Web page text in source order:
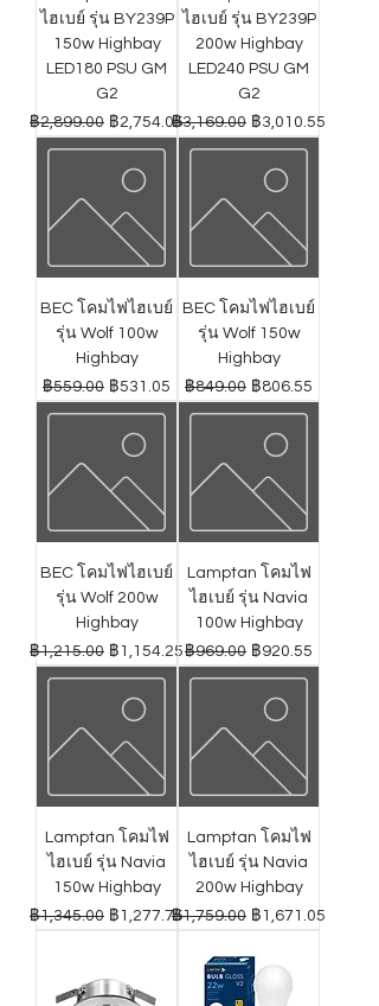
ไฮเบย์ รุ่น BY239P
150w Highbay
LED180 PSU GM
G2
ราคาปกติ
฿2,899.00 ราคาขายลด
฿2,754.05
ไฮเบย์ รุ่น BY239P
200w Highbay
LED240 PSU GM
G2
ราคาปกติ
฿3,169.00 ราคาขายลด
฿3,010.55
BEC โคมไฟไฮเบย์
รุ่น Wolf 100w
Highbay
ราคาปกติ
฿559.00 ราคาขายลด
฿531.05
BEC โคมไฟไฮเบย์
รุ่น Wolf 150w
Highbay
ราคาปกติ
฿849.00 ราคาขายลด
฿806.55
BEC โคมไฟไฮเบย์
รุ่น Wolf 200w
Highbay
ราคาปกติ
฿1,215.00 ราคาขายลด
฿1,154.25
Lamptan โคมไฟ
ไฮเบย์ รุ่น Navia
100w Highbay
ราคาปกติ
฿969.00 ราคาขายลด
฿920.55
Lamptan โคมไฟ
ไฮเบย์ รุ่น Navia
150w Highbay
ราคาปกติ
฿1,345.00 ราคาขายลด
฿1,277.75
Lamptan โคมไฟ
ไฮเบย์ รุ่น Navia
200w Highbay
ราคาปกติ
฿1,759.00 ราคาขายลด
฿1,671.05